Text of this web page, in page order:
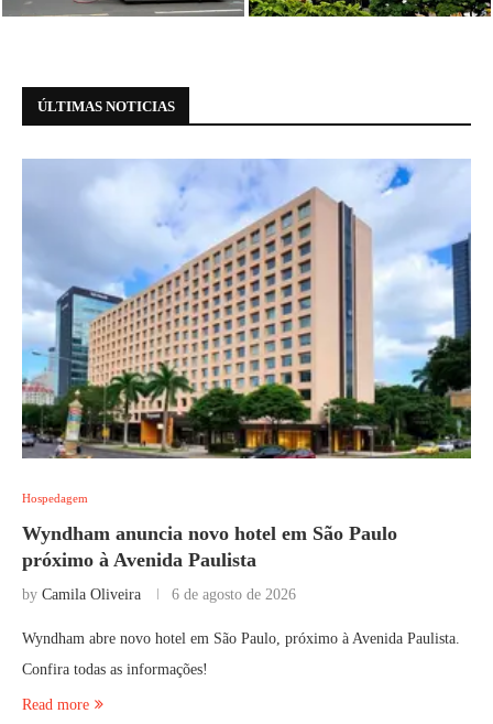
ÚLTIMAS NOTICIAS
Hospedagem
Wyndham anuncia novo hotel em São Paulo
próximo à Avenida Paulista
by Camila Oliveira 6 de agosto de 2026
Wyndham abre novo hotel em São Paulo, próximo à Avenida Paulista.
Confira todas as informações!
Read more